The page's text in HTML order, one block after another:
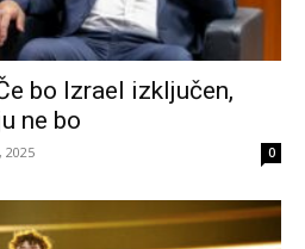
bo Izrael izključen,
ne bo
2025 0